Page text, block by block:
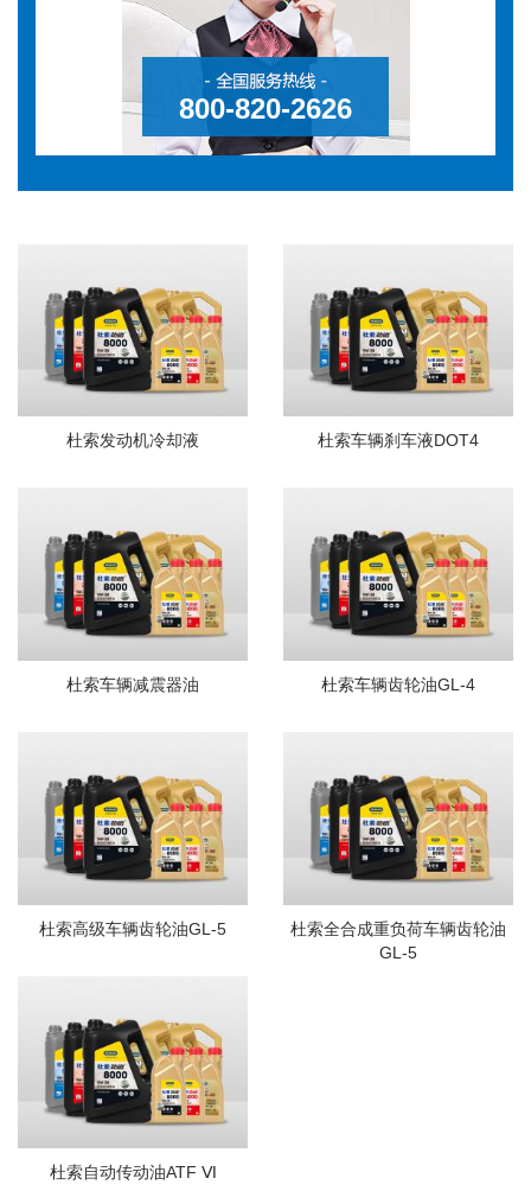
800-820-2626
杜索发动机冷却液 杜索车辆刹车液DOT4
杜索车辆减震器油 杜索车辆齿轮油GL-4
杜索高级车辆齿轮油GL-5
杜索全合成重负荷车辆齿轮油
GL-5
杜索自动传动油ATF Ⅵ